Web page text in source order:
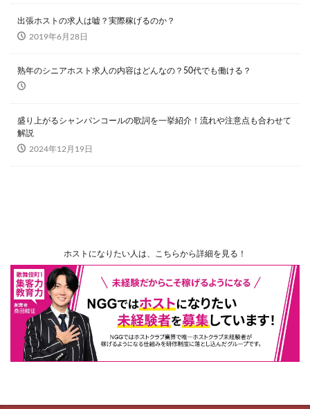
出張ホストの求人は嘘？実際稼げるのか？
2019年6月28日
熟年のシニアホスト求人の内容はどんなの？50代でも働ける？
盛り上がるシャンパンコールの歌詞を一挙紹介！流れや注意点も合わせて
解説
2024年12月19日
ホストになりたい人は、こちらから詳細を見る！